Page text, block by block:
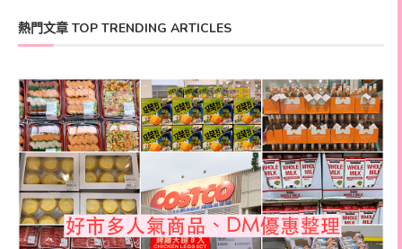
熱門文章 TOP TRENDING ARTICLES